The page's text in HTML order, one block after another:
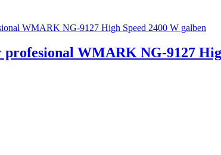
profesional WMARK NG-9127